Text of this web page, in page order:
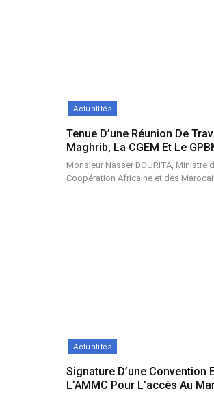
Actualités
Tenue D’une Réunion De
Maghrib, La CGEM Et Le
Monsieur Nasser BOURITA, Ministre
Coopération Africaine et des
Actualités
Signature D’une Convention
L’AMMC Pour L’accès Au